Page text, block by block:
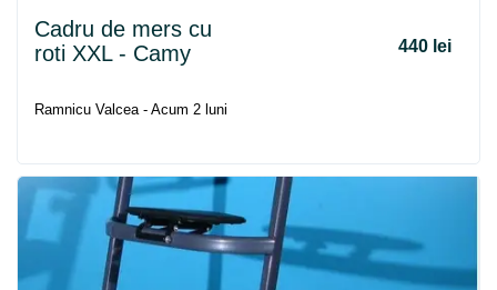
Cadru de mers cu
roti XXL - Camy
440 lei
Ramnicu Valcea - Acum 2 luni